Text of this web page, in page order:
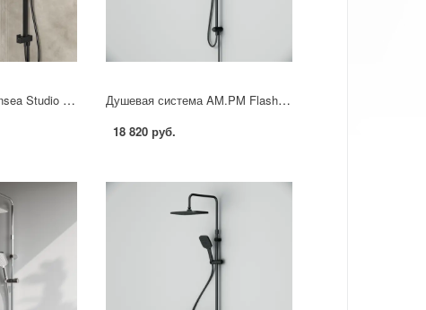
Душевая стойка Sensea Studio с верхним душем цвет черный Душевая система AM.PM Flash F079SQ022 3 режима цвет черный матовый
18 820 руб.